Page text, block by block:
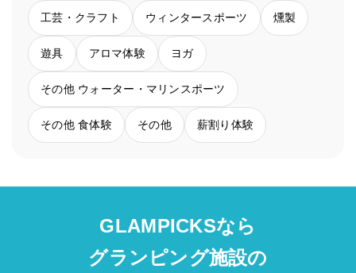
工芸・クラフト ウィンタースポーツ 燻製
遊具 アロマ体験 ヨガ
その他 ウォーター・マリンスポーツ
その他 食体験 その他 薪割り体験
GLAMPICKSなら
グランピング施設の